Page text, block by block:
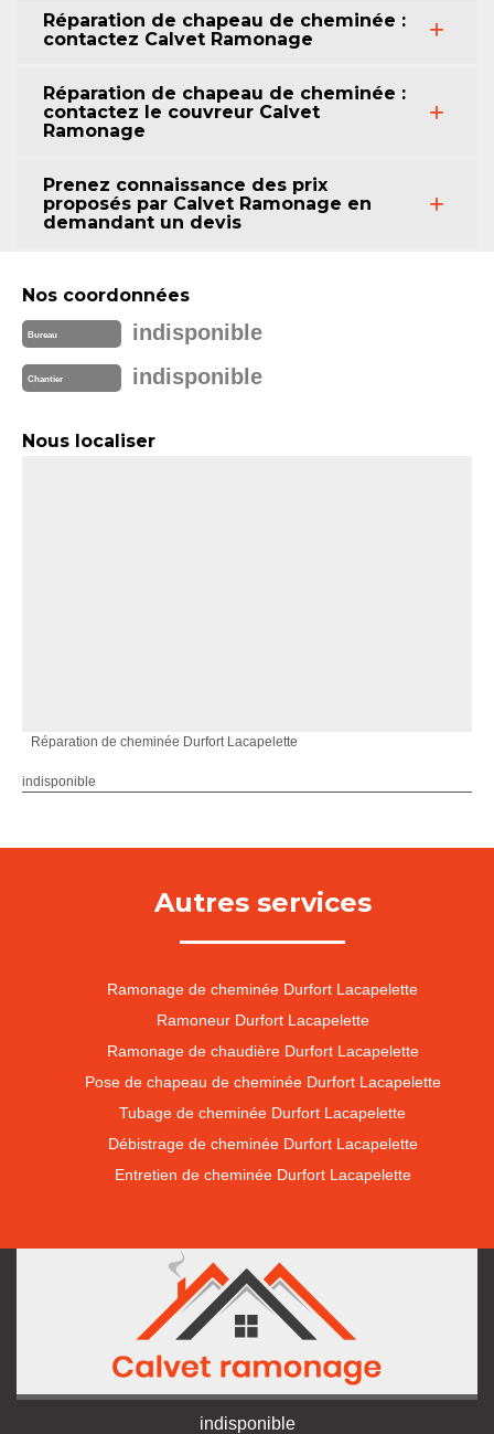
Réparation de chapeau de cheminée :
contactez Calvet Ramonage
Réparation de chapeau de cheminée :
contactez le couvreur Calvet
Ramonage
Prenez connaissance des prix
proposés par Calvet Ramonage en
demandant un devis
Nos coordonnées
Bureau indisponible
Chantier indisponible
Nous localiser
Réparation de cheminée Durfort Lacapelette
indisponible
Autres services
Ramonage de cheminée Durfort Lacapelette
Ramoneur Durfort Lacapelette
Ramonage de chaudière Durfort Lacapelette
Pose de chapeau de cheminée Durfort Lacapelette
Tubage de cheminée Durfort Lacapelette
Débistrage de cheminée Durfort Lacapelette
Entretien de cheminée Durfort Lacapelette
indisponible